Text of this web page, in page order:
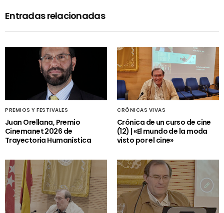
Entradas relacionadas
PREMIOS Y FESTIVALES
Juan Orellana, Premio
Cinemanet 2026 de
Trayectoria Humanística
CRÓNICAS VIVAS
Crónica de un curso de cine
(12) | «El mundo de la moda
visto por el cine»